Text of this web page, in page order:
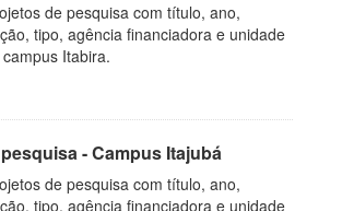
de pesquisa com título, ano,
tipo, agência financiadora e unidade
Itabira.
- Campus Itajubá
de pesquisa com título, ano,
tipo, agência financiadora e unidade